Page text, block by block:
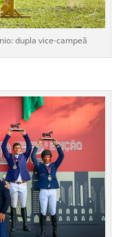
dupla vice-campeã